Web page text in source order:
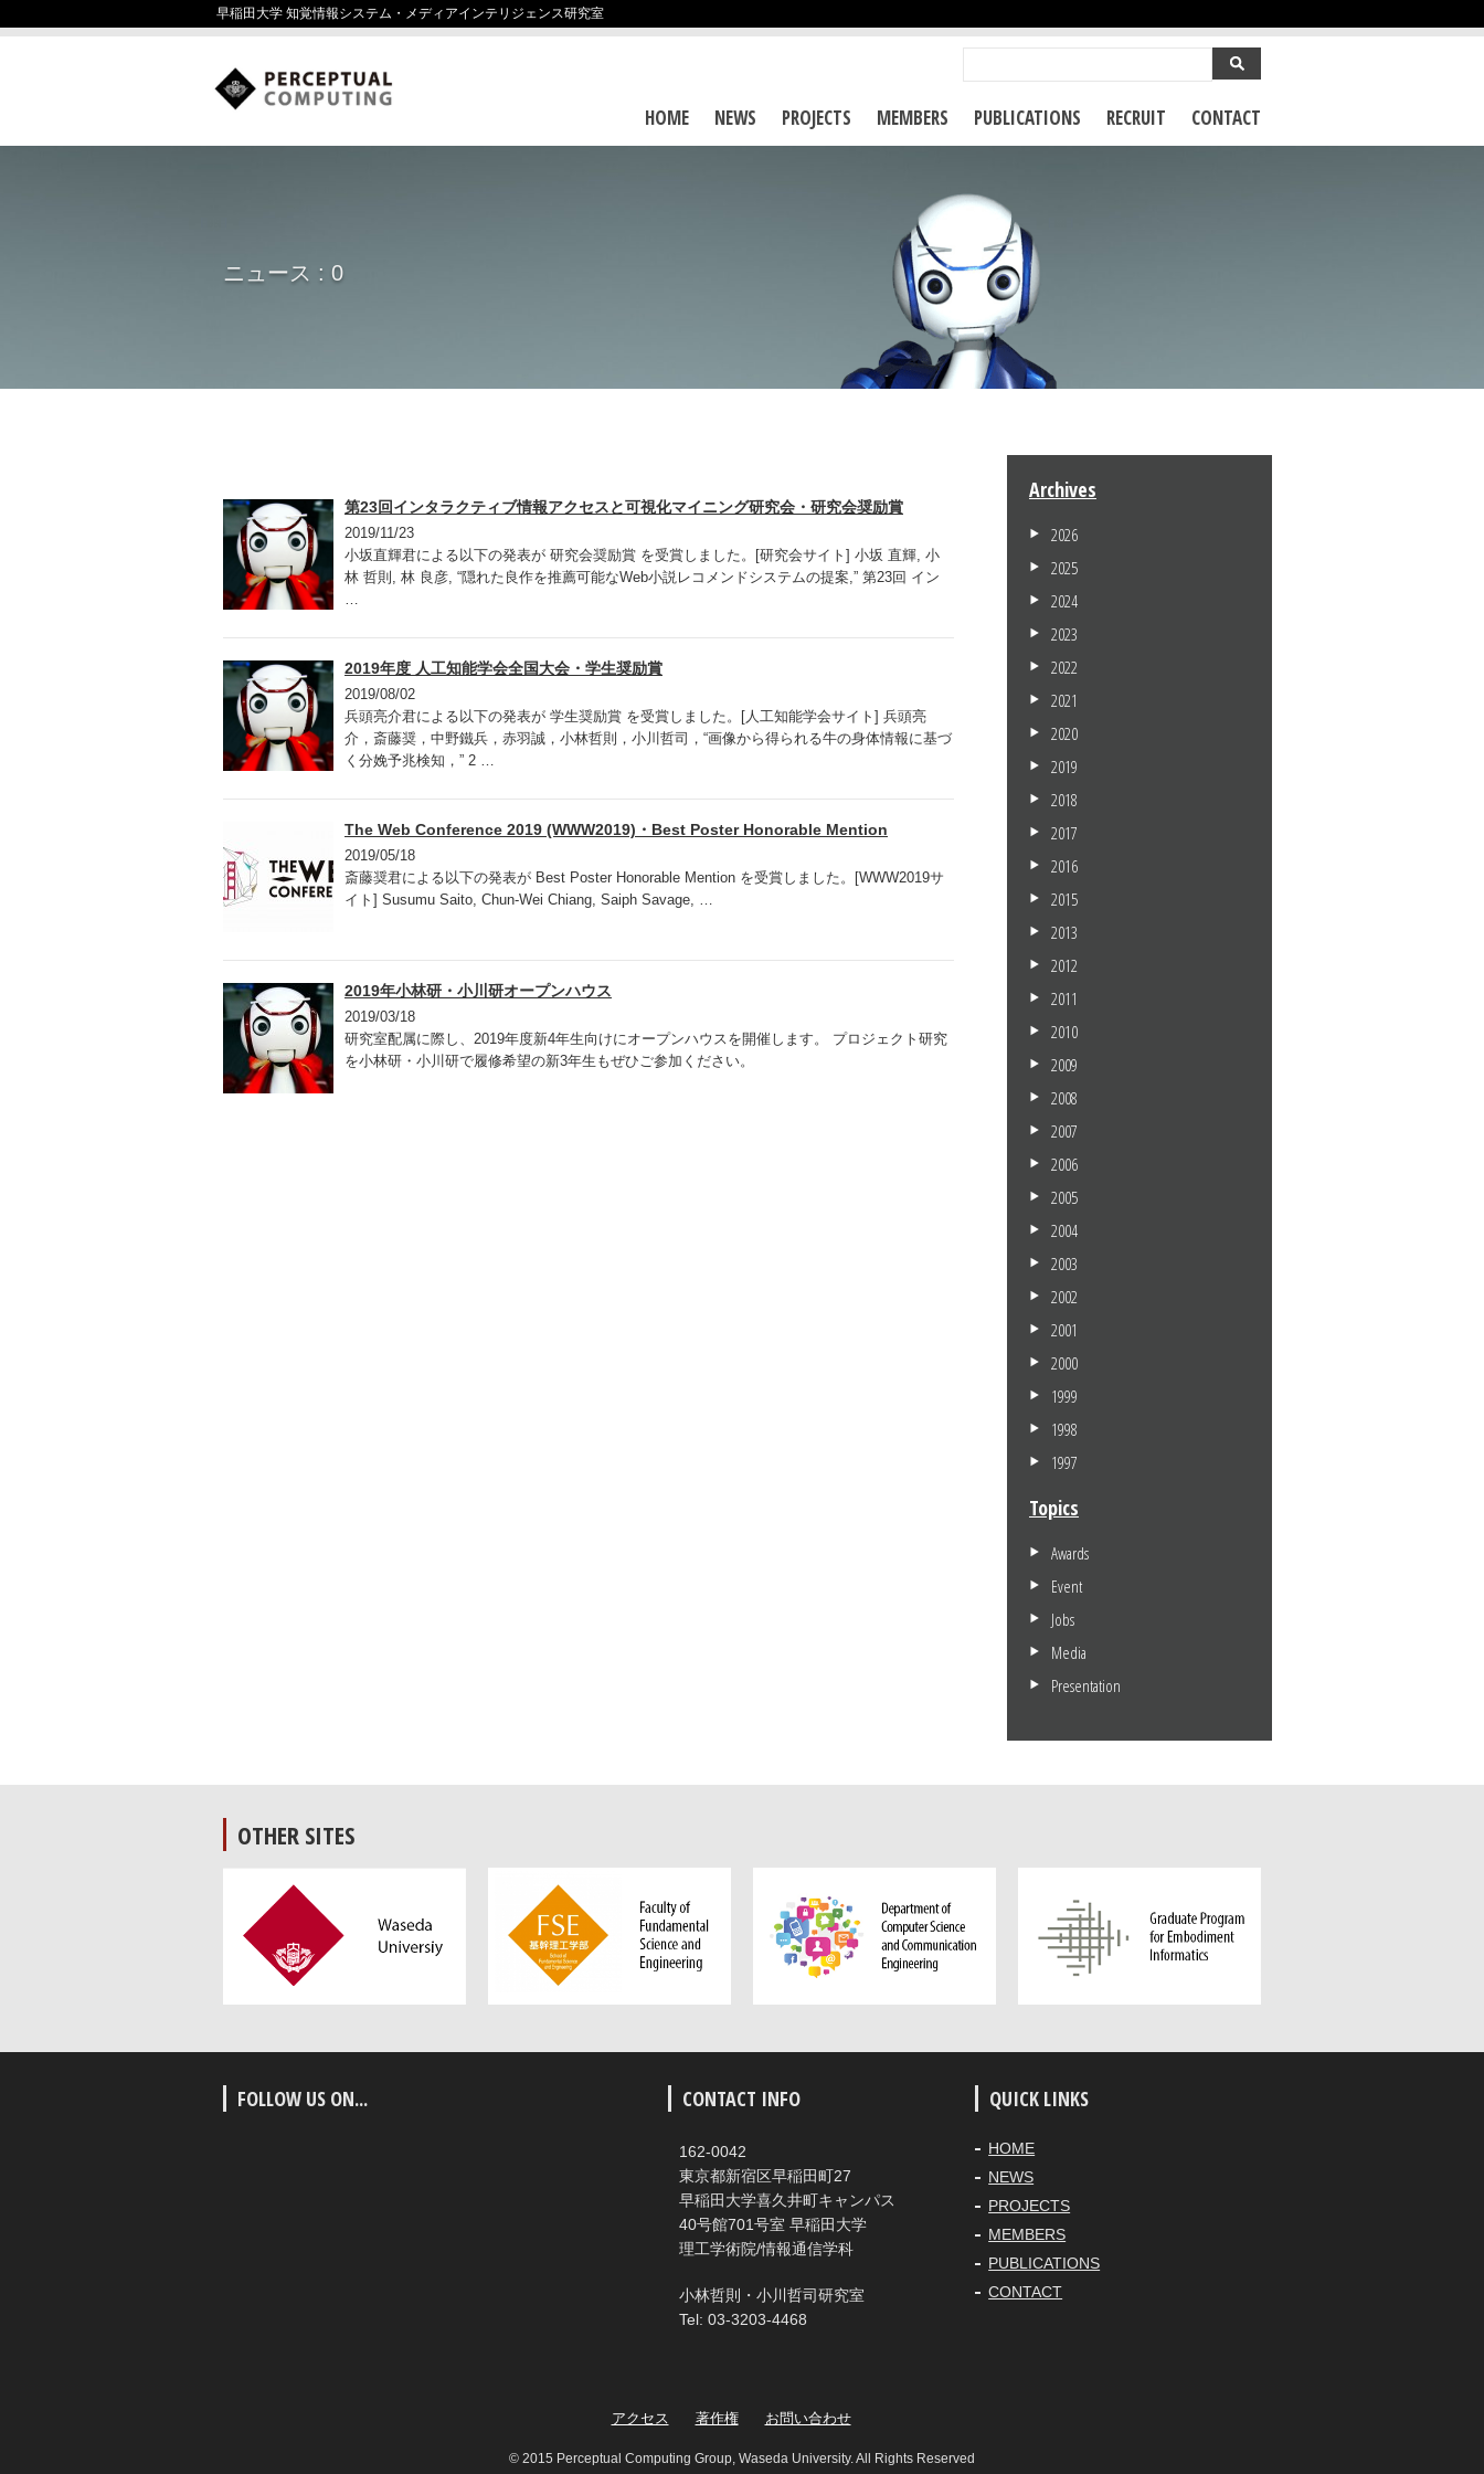
早稲田大学 知覚情報システム・メディアインテリジェンス研究室
HOME NEWS PROJECTS MEMBERS PUBLICATIONS RECRUIT CONTACT
ニュース : 0
第23回インタラクティブ情報アクセスと可視化マイニング研究会・研究会奨励賞
2019/11/23
小坂直輝君による以下の発表が 研究会奨励賞 を受賞しました。[研究会サイト] 小坂 直輝, 小
林 哲則, 林 良彦, “隠れた良作を推薦可能なWeb小説レコメンドシステムの提案,” 第23回 イン
…
2019年度 人工知能学会全国大会・学生奨励賞
2019/08/02
兵頭亮介君による以下の発表が 学生奨励賞 を受賞しました。[人工知能学会サイト] 兵頭亮
介，斎藤奨，中野鐵兵，赤羽誠，小林哲則，小川哲司，“画像から得られる牛の身体情報に基づ
く分娩予兆検知，” 2 …
The Web Conference 2019 (WWW2019)・Best Poster Honorable Mention
2019/05/18
斎藤奨君による以下の発表が Best Poster Honorable Mention を受賞しました。[WWW2019サ
イト] Susumu Saito, Chun-Wei Chiang, Saiph Savage, …
2019年小林研・小川研オープンハウス
2019/03/18
研究室配属に際し、2019年度新4年生向けにオープンハウスを開催します。 プロジェクト研究
を小林研・小川研で履修希望の新3年生もぜひご参加ください。
Archives
2026
2025
2024
2023
2022
2021
2020
2019
2018
2017
2016
2015
2013
2012
2011
2010
2009
2008
2007
2006
2005
2004
2003
2002
2001
2000
1999
1998
1997
Topics
Awards
Event
Jobs
Media
Presentation
OTHER SITES
FOLLOW US ON... CONTACT INFO
162-0042
東京都新宿区早稲田町27
早稲田大学喜久井町キャンパス
40号館701号室 早稲田大学
理工学術院/情報通信学科
小林哲則・小川哲司研究室
Tel: 03-3203-4468
QUICK LINKS
HOME
NEWS
PROJECTS
MEMBERS
PUBLICATIONS
CONTACT
アクセス 著作権 お問い合わせ
© 2015 Perceptual Computing Group, Waseda University. All Rights Reserved